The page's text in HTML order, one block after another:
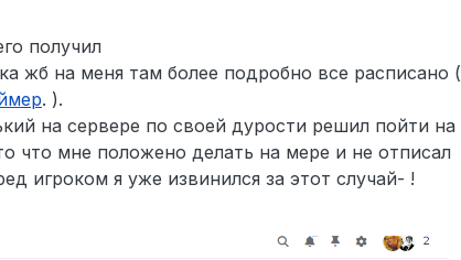
получил
жб на меня там более подробно все расписано (
. ).
на сервере по своей дурости решил пойти на
что мне положено делать на мере и не отписал
игроком я уже извинился за этот случай- !